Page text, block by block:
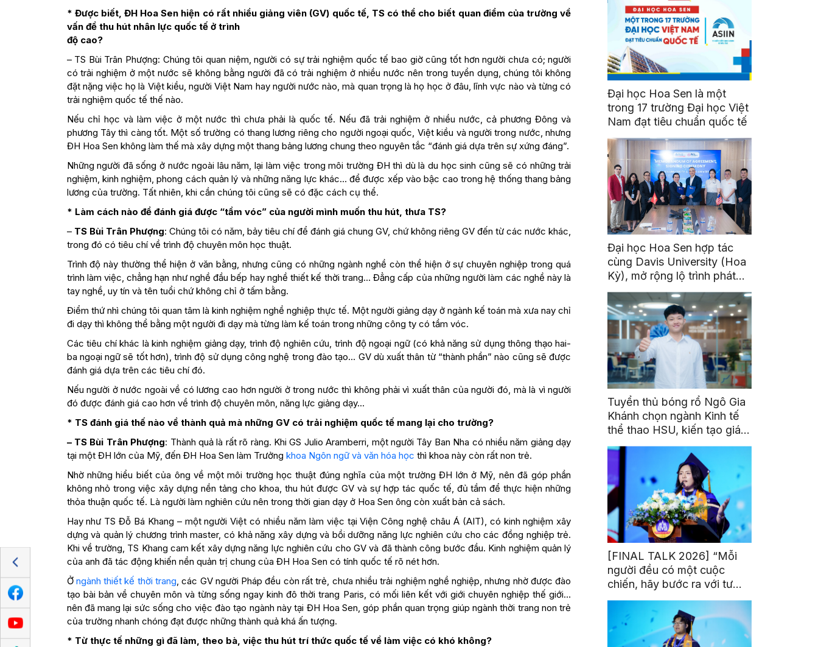
* Được biết, ĐH Hoa Sen hiện có rất nhiều giảng viên (GV) quốc tế, TS có thể cho biết quan điểm của trường về
vấn đề thu hút nhân lực quốc tế ở trình
độ cao?
– TS Bùi Trân Phượng: Chúng tôi quan niệm, người có sự trải nghiệm quốc tế bao giờ cũng tốt hơn người chưa có; người
có trải nghiệm ở một nước sẽ không bằng người đã có trải nghiệm ở nhiều nước nên trong tuyển dụng, chúng tôi không
đặt nặng việc họ là Việt kiều, người Việt Nam hay người nước nào, mà quan trọng là họ học ở đâu, lĩnh vực nào và từng có
trải nghiệm quốc tế thế nào.
Nếu chỉ học và làm việc ở một nước thì chưa phải là quốc tế. Nếu đã trải nghiệm ở nhiều nước, cả phương Đông và
phương Tây thì càng tốt. Một số trường có thang lương riêng cho người ngoại quốc, Việt kiều và người trong nước, nhưng
ĐH Hoa Sen không làm thế mà xây dựng một thang bảng lương chung theo nguyên tắc “đánh giá dựa trên sự xứng đáng”.
Những người đã sống ở nước ngoài lâu năm, lại làm việc trong môi trường ĐH thì dù là du học sinh cũng sẽ có những trải
nghiệm, kinh nghiệm, phong cách quản lý và những năng lực khác… để được xếp vào bậc cao trong hệ thống thang bảng
lương của trường. Tất nhiên, khi cần chúng tôi cũng sẽ có đặc cách cụ thể.
* Làm cách nào để đánh giá được “tầm vóc” của người mình muốn thu hút, thưa TS?
– TS Bùi Trân Phượng: Chúng tôi có năm, bảy tiêu chí để đánh giá chung GV, chứ không riêng GV đến từ các nước khác,
trong đó có tiêu chí về trình độ chuyên môn học thuật.
Trình độ này thường thể hiện ở văn bằng, nhưng cũng có những ngành nghề còn thể hiện ở sự chuyên nghiệp trong quá
trình làm việc, chẳng hạn như nghề đầu bếp hay nghề thiết kế thời trang… Đẳng cấp của những người làm các nghề này là
tay nghề, uy tín và tên tuổi chứ không chỉ ở tấm bằng.
Điểm thứ nhì chúng tôi quan tâm là kinh nghiệm nghề nghiệp thực tế. Một người giảng dạy ở ngành kế toán mà xưa nay chỉ
đi dạy thì không thể bằng một người đi dạy mà từng làm kế toán trong những công ty có tầm vóc.
Các tiêu chí khác là kinh nghiệm giảng dạy, trình độ nghiên cứu, trình độ ngoại ngữ (có khả năng sử dụng thông thạo hai-
ba ngoại ngữ sẽ tốt hơn), trình độ sử dụng công nghệ trong đào tạo… GV dù xuất thân từ “thành phần” nào cũng sẽ được
đánh giá dựa trên các tiêu chí đó.
Nếu người ở nước ngoài về có lương cao hơn người ở trong nước thì không phải vì xuất thân của người đó, mà là vì người
đó được đánh giá cao hơn về trình độ chuyên môn, năng lực giảng dạy…
* TS đánh giá thế nào về thành quả mà những GV có trải nghiệm quốc tế mang lại cho trường?
– TS Bùi Trân Phượng: Thành quả là rất rõ ràng. Khi GS Julio Aramberri, một người Tây Ban Nha có nhiều năm giảng dạy
tại một ĐH lớn của Mỹ, đến ĐH Hoa Sen làm Trưởng khoa Ngôn ngữ và văn hóa học thì khoa này còn rất non trẻ.
Nhờ những hiểu biết của ông về một môi trường học thuật đúng nghĩa của một trường ĐH lớn ở Mỹ, nên đã góp phần
không nhỏ trong việc xây dựng nền tảng cho khoa, thu hút được GV và sự hợp tác quốc tế, đủ tầm để thực hiện những
thỏa thuận quốc tế. Là người làm nghiên cứu nên trong thời gian dạy ở Hoa Sen ông còn xuất bản cả sách.
Hay như TS Đỗ Bá Khang – một người Việt có nhiều năm làm việc tại Viện Công nghệ châu Á (AIT), có kinh nghiệm xây
dựng và quản lý chương trình master, có khả năng xây dựng và bồi dưỡng năng lực nghiên cứu cho các đồng nghiệp trẻ.
Khi về trường, TS Khang cam kết xây dựng năng lực nghiên cứu cho GV và đã thành công bước đầu. Kinh nghiệm quản lý
của anh đã tác động khiến nền quản trị chung của ĐH Hoa Sen có tính quốc tế rõ nét hơn.
Ở ngành thiết kế thời trang, các GV người Pháp đều còn rất trẻ, chưa nhiều trải nghiệm nghề nghiệp, nhưng nhờ được đào
tạo bài bản về chuyên môn và từng sống ngay kinh đô thời trang Paris, có mối liên kết với giới chuyên nghiệp thế giới…
nên đã mang lại sức sống cho việc đào tạo ngành này tại ĐH Hoa Sen, góp phần quan trọng giúp ngành thời trang non trẻ
của trường nhanh chóng đạt được những thành quả khá ấn tượng.
* Từ thực tế những gì đã làm, theo bà, việc thu hút trí thức quốc tế về làm việc có khó không?
Đại học Hoa Sen là một
trong 17 trường Đại học Việt
Nam đạt tiêu chuẩn quốc tế
Đại học Hoa Sen hợp tác
cùng Davis University (Hoa
Kỳ), mở rộng lộ trình phát
triển toàn cầu cho sinh viên
Tuyển thủ bóng rổ Ngô Gia
Khánh chọn ngành Kinh tế
thể thao HSU, kiến tạo giá
trị từ đam mê thể thao
[FINAL TALK 2026] “Mỗi
người đều có một cuộc
chiến, hãy bước ra với tư
thế của người chiến thắng”